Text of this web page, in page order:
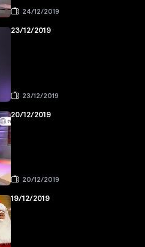
24/12/2019
23/12/2019
23/12/2019
20/12/2019
20/12/2019
19/12/2019